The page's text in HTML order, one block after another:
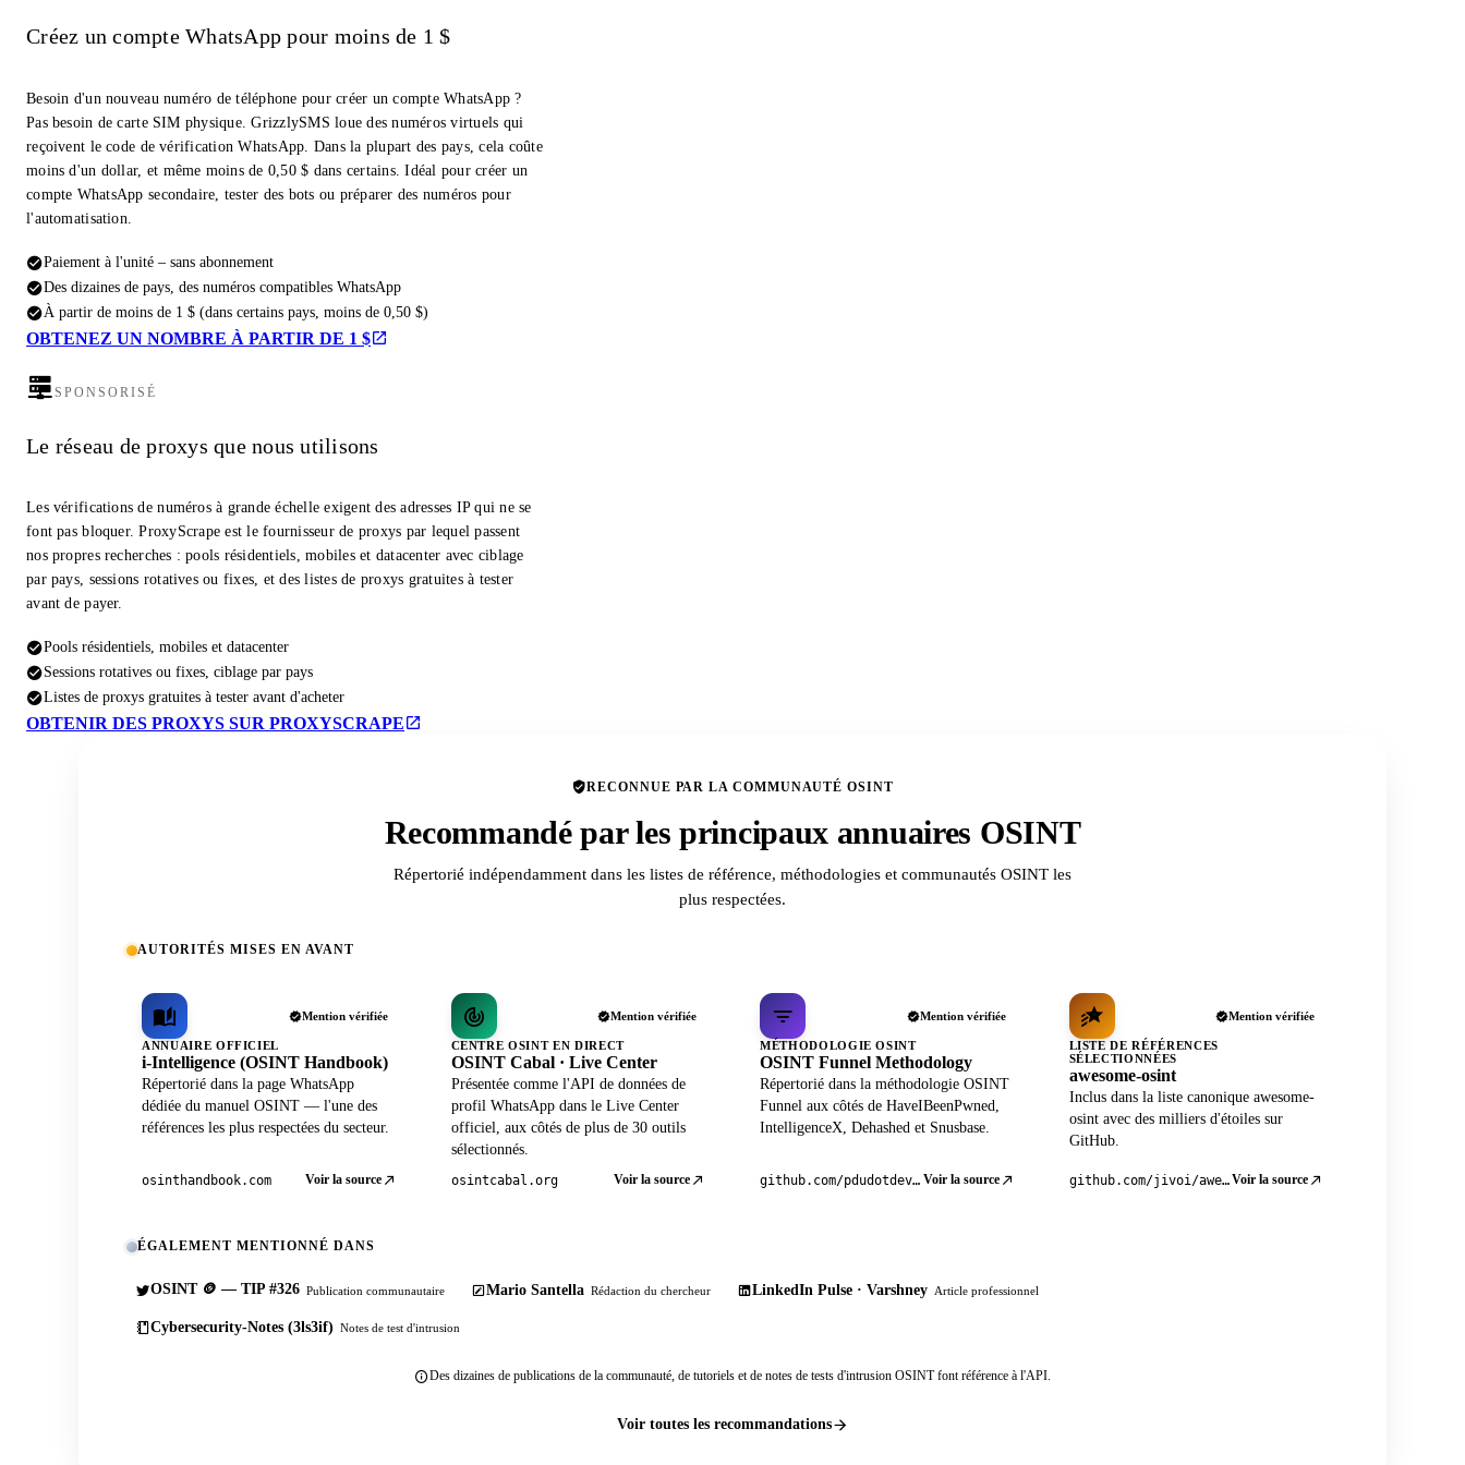
Créez un compte WhatsApp pour moins de 1 $
Besoin d'un nouveau numéro de téléphone pour créer un compte WhatsApp ?
Pas besoin de carte SIM physique. GrizzlySMS loue des numéros virtuels qui
reçoivent le code de vérification WhatsApp. Dans la plupart des pays, cela coûte
moins d'un dollar, et même moins de 0,50 $ dans certains. Idéal pour créer un
compte WhatsApp secondaire, tester des bots ou préparer des numéros pour
l'automatisation.
Paiement à l'unité – sans abonnement
Des dizaines de pays, des numéros compatibles WhatsApp
À partir de moins de 1 $ (dans certains pays, moins de 0,50 $)
OBTENEZ UN NOMBRE À PARTIR DE 1 $
SPONSORISÉ
Le réseau de proxys que nous utilisons
Les vérifications de numéros à grande échelle exigent des adresses IP qui ne se
font pas bloquer. ProxyScrape est le fournisseur de proxys par lequel passent
nos propres recherches : pools résidentiels, mobiles et datacenter avec ciblage
par pays, sessions rotatives ou fixes, et des listes de proxys gratuites à tester
avant de payer.
Pools résidentiels, mobiles et datacenter
Sessions rotatives ou fixes, ciblage par pays
Listes de proxys gratuites à tester avant d'acheter
OBTENIR DES PROXYS SUR PROXYSCRAPE
RECONNUE PAR LA COMMUNAUTÉ OSINT
Recommandé par les principaux annuaires OSINT
Répertorié indépendamment dans les listes de référence, méthodologies et communautés OSINT les
plus respectées.
AUTORITÉS MISES EN AVANT
Mention vérifiée
ANNUAIRE OFFICIEL
i-Intelligence (OSINT Handbook)
Répertorié dans la page WhatsApp
dédiée du manuel OSINT — l'une des
références les plus respectées du secteur.
osinthandbook.com Voir la source
Mention vérifiée
CENTRE OSINT EN DIRECT
OSINT Cabal · Live Center
Présentée comme l'API de données de
profil WhatsApp dans le Live Center
officiel, aux côtés de plus de 30 outils
sélectionnés.
osintcabal.org Voir la source
Mention vérifiée
MÉTHODOLOGIE OSINT
OSINT Funnel Methodology
Répertorié dans la méthodologie OSINT
Funnel aux côtés de HaveIBeenPwned,
IntelligenceX, Dehashed et Snusbase.
github.com/pdudotdev/ofm Voir la source
Mention vérifiée
LISTE DE RÉFÉRENCES
SÉLECTIONNÉES
awesome-osint
Inclus dans la liste canonique awesome-
osint avec des milliers d'étoiles sur
GitHub.
github.com/jivoi/awesome-osintVoir la source
ÉGALEMENT MENTIONNÉ DANS
OSINT 🪙 — TIP #326 Publication communautaire Mario Santella Rédaction du chercheur LinkedIn Pulse · Varshney Article professionnel
Cybersecurity-Notes (3ls3if) Notes de test d'intrusion
Des dizaines de publications de la communauté, de tutoriels et de notes de tests d'intrusion OSINT font référence à l'API.
Voir toutes les recommandations